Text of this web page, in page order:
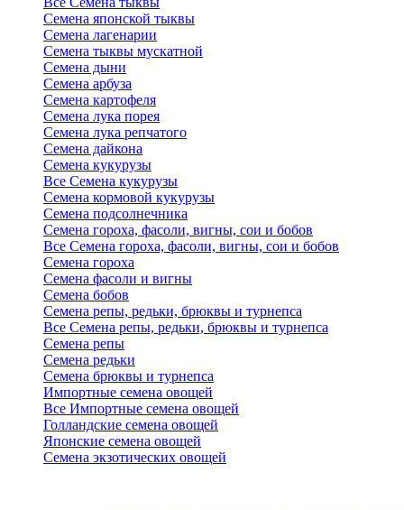
Семена японской тыквы
Семена лагенарии
Семена тыквы мускатной
Семена дыни
Семена арбуза
Семена картофеля
Семена лука порея
Семена лука репчатого
Семена дайкона
Семена кукурузы
Все Семена кукурузы
Семена кормовой кукурузы
Семена подсолнечника
Семена гороха, фасоли, вигны, сои и бобов
Все Семена гороха, фасоли, вигны, сои и бобов
Семена гороха
Семена фасоли и вигны
Семена бобов
Семена репы, редьки, брюквы и турнепса
Все Семена репы, редьки, брюквы и турнепса
Семена репы
Семена редьки
Семена брюквы и турнепса
Импортные семена овощей
Все Импортные семена овощей
Голландские семена овощей
Японские семена овощей
Семена экзотических овощей